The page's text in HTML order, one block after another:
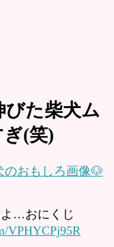
びた柴犬ム
(笑)
のおもしろ画像🐶
…おにくじ
VPHYCPj95R